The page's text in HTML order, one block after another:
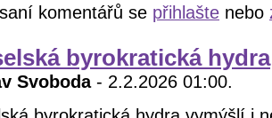
komentářů se přihlašte nebo
byrokratická hydra
Svoboda- 2.2.2026 01:00.